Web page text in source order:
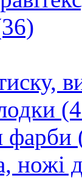
фарби
ножі